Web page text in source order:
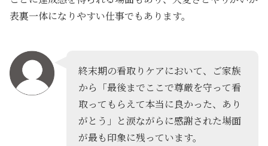
表裏一体になりやすい仕事でもあります。
終末期の看取りケアにおいて、ご家族
から「最後までここで尊厳を守って看
取ってもらえて本当に良かった、あり
がとう」と涙ながらに感謝された場面
が最も印象に残っています。